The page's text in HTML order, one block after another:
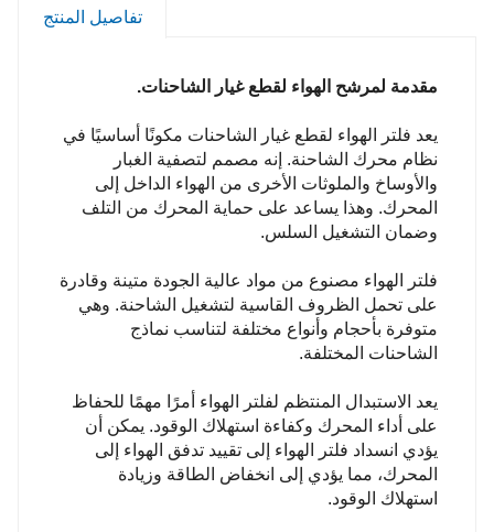
تفاصيل المنتج
مقدمة لمرشح الهواء لقطع غيار الشاحنات.
يعد فلتر الهواء لقطع غيار الشاحنات مكونًا أساسيًا في
نظام محرك الشاحنة. إنه مصمم لتصفية الغبار
والأوساخ والملوثات الأخرى من الهواء الداخل إلى
المحرك. وهذا يساعد على حماية المحرك من التلف
وضمان التشغيل السلس.
فلتر الهواء مصنوع من مواد عالية الجودة متينة وقادرة
على تحمل الظروف القاسية لتشغيل الشاحنة. وهي
متوفرة بأحجام وأنواع مختلفة لتناسب نماذج
الشاحنات المختلفة.
يعد الاستبدال المنتظم لفلتر الهواء أمرًا مهمًا للحفاظ
على أداء المحرك وكفاءة استهلاك الوقود. يمكن أن
يؤدي انسداد فلتر الهواء إلى تقييد تدفق الهواء إلى
المحرك، مما يؤدي إلى انخفاض الطاقة وزيادة
استهلاك الوقود.